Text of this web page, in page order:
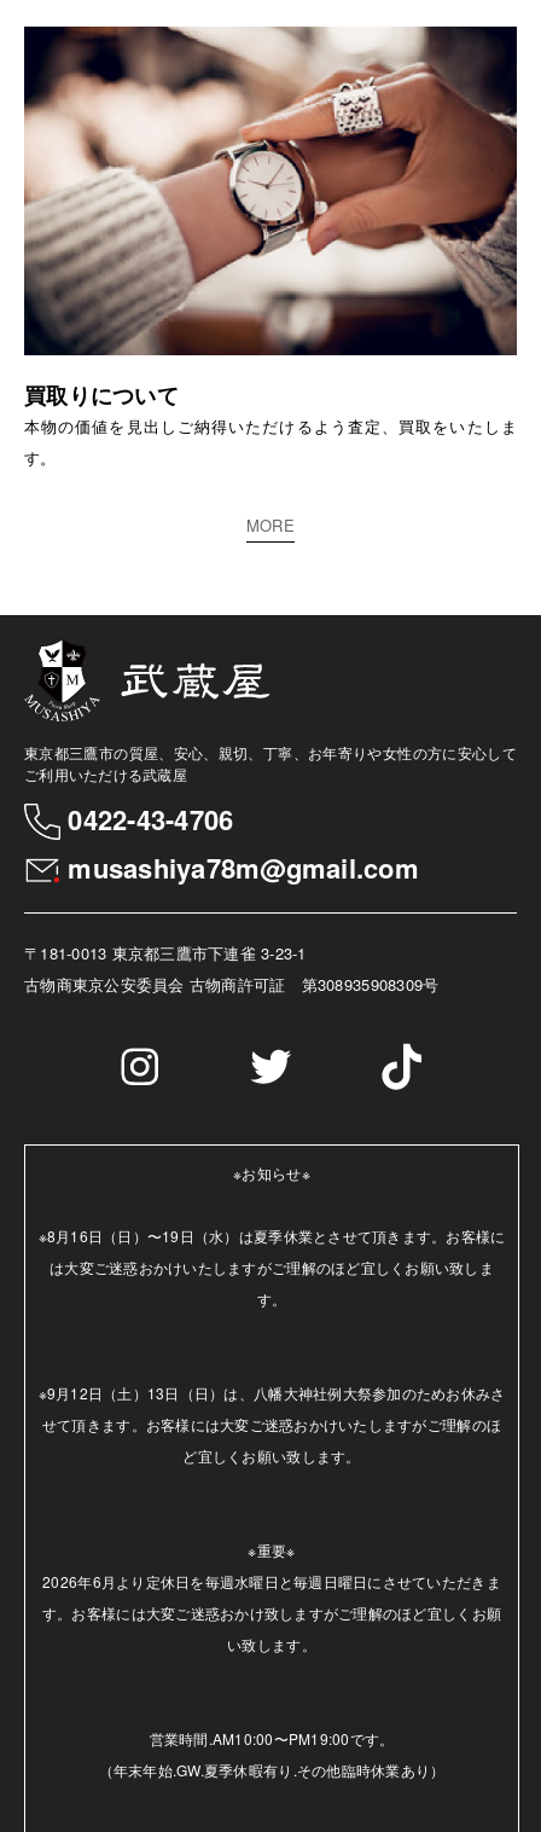
買取りについて
本物の価値を見出しご納得いただけるよう査定、買取をいたしま
す。
MORE
東京都三鷹市の質屋、安心、親切、丁寧、お年寄りや女性の方に安心して
ご利用いただける武蔵屋
0422-43-4706
musashiya78m@gmail.com
〒181-0013 東京都三鷹市下連雀 3-23-1
古物商東京公安委員会 古物商許可証 第308935908309号
※お知らせ※
※8月16日（日）〜19日（水）は夏季休業とさせて頂きます。お客様に
は大変ご迷惑おかけいたしますがご理解のほど宜しくお願い致しま
す。
※9月12日（土）13日（日）は、八幡大神社例大祭参加のためお休みさ
せて頂きます。お客様には大変ご迷惑おかけいたしますがご理解のほ
ど宜しくお願い致します。
※重要※
2026年6月より定休日を毎週水曜日と毎週日曜日にさせていただきま
す。お客様には大変ご迷惑おかけ致しますがご理解のほど宜しくお願
い致します。
営業時間.AM10:00〜PM19:00です。
（年末年始.GW.夏季休暇有り.その他臨時休業あり）